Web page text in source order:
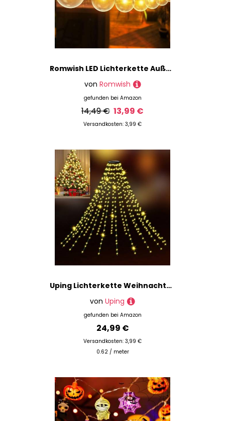
Romwish LED Lichterkette Außen 18M, Dimmbar & Wetterfest IP44, G40 Glühbirnen Warmweiß, Anschlussfertig für Garten, Balkon, Terrasse, Party
von Romwish
gefunden bei Amazon
14,49 € 13,99 €
Versandkosten: 3,99 €
Uping Lichterkette Weihnachtsbaum mit Ring, 2m 400 LED Lichterkette außen 20 Stränge, weihnachtsbeuleuchtung innen 8 Modi Timer, wasserdicht für 150, 180, 240cm Tannenbaum (Warmweiß)
von Uping
gefunden bei Amazon
24,99 €
Versandkosten: 3,99 €
0.62 / meter